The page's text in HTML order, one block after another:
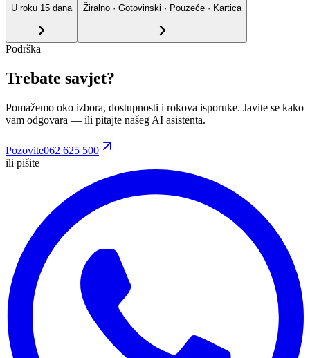
U roku 15 dana
Žiralno · Gotovinski · Pouzeće · Kartica
Podrška
Trebate savjet?
Pomažemo oko izbora, dostupnosti i rokova isporuke. Javite se kako
vam odgovara — ili pitajte našeg AI asistenta.
Pozovite062 625 500
ili pišite